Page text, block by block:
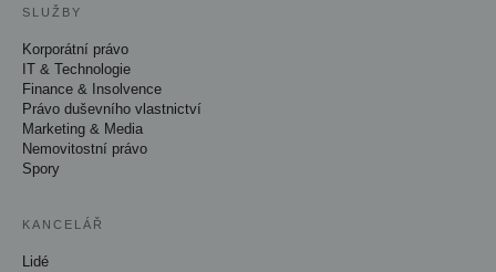
SLUŽBY
Korporátní právo
IT & Technologie
Finance & Insolvence
Právo duševního vlastnictví
Marketing & Media
Nemovitostní právo
Spory
KANCELÁŘ
Lidé